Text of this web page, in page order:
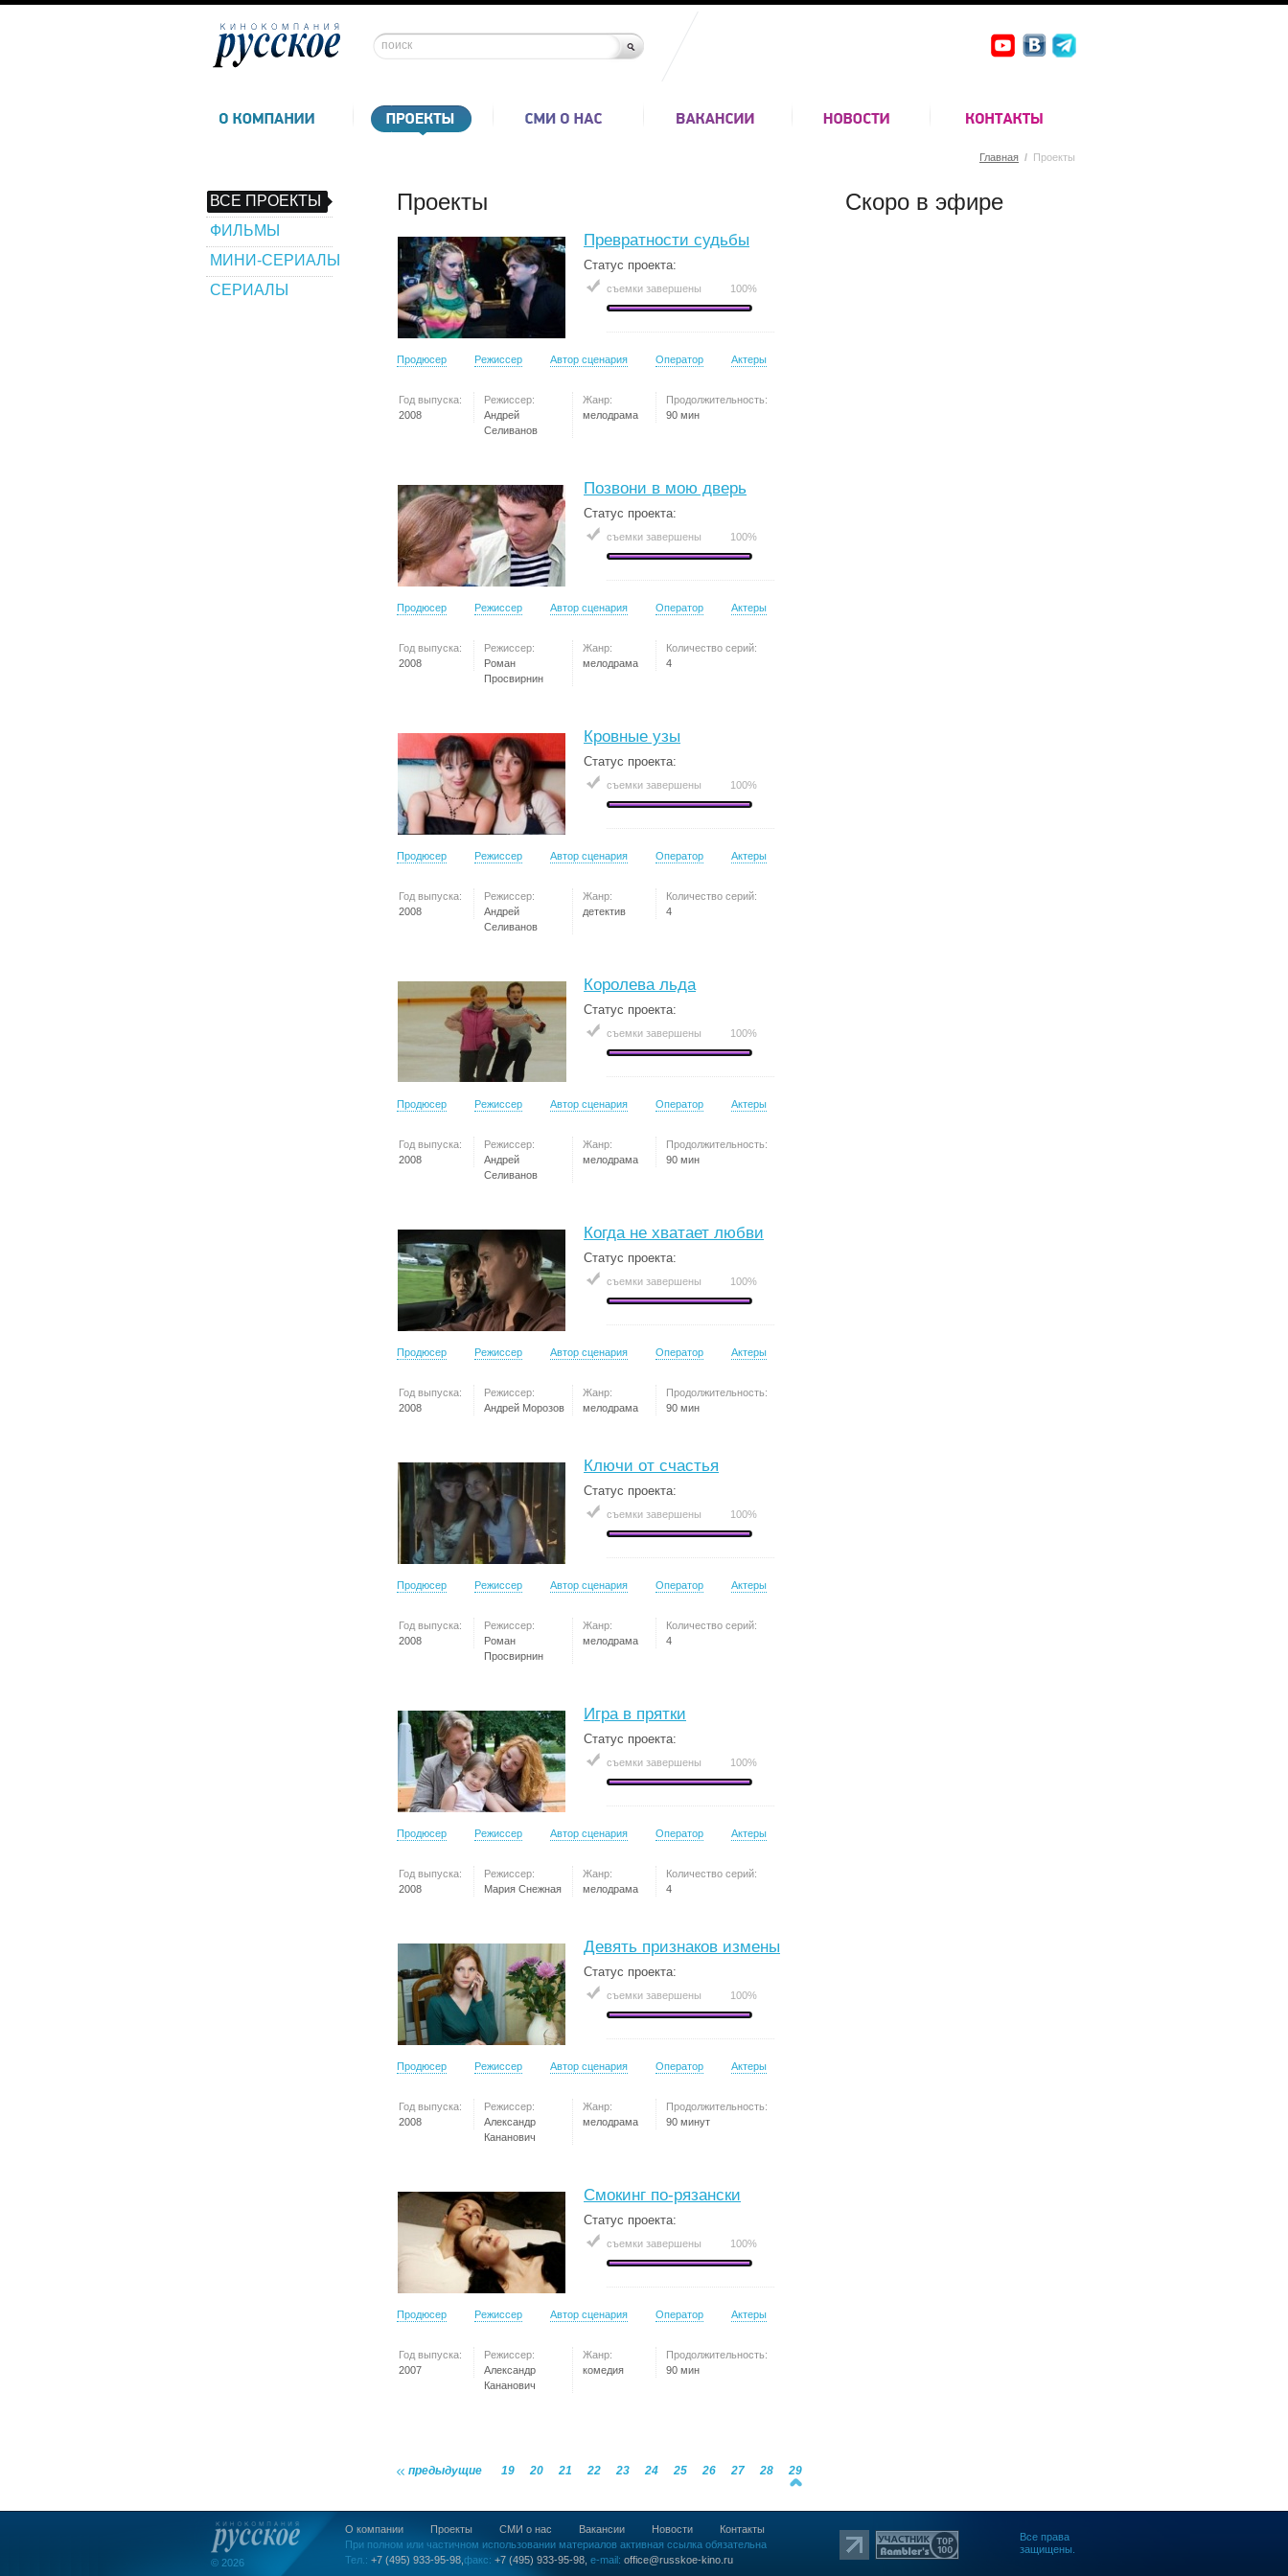
Главная / Проекты
ВСЕ ПРОЕКТЫ
ФИЛЬМЫ
МИНИ-СЕРИАЛЫ
СЕРИАЛЫ
Проекты
Превратности судьбы
Статус проекта:
съемки завершены 100%
Продюсер Режиссер Автор сценария Оператор Актеры
Год выпуска:
2008
Режиссер:
Андрей
Селиванов
Жанр:
мелодрама
Продолжительность:
90 мин
Позвони в мою дверь
Статус проекта:
съемки завершены 100%
Продюсер Режиссер Автор сценария Оператор Актеры
Год выпуска:
2008
Режиссер:
Роман
Просвирнин
Жанр:
мелодрама
Количество серий:
4
Кровные узы
Статус проекта:
съемки завершены 100%
Продюсер Режиссер Автор сценария Оператор Актеры
Год выпуска:
2008
Режиссер:
Андрей
Селиванов
Жанр:
детектив
Количество серий:
4
Королева льда
Статус проекта:
съемки завершены 100%
Продюсер Режиссер Автор сценария Оператор Актеры
Год выпуска:
2008
Режиссер:
Андрей
Селиванов
Жанр:
мелодрама
Продолжительность:
90 мин
Когда не хватает любви
Статус проекта:
съемки завершены 100%
Продюсер Режиссер Автор сценария Оператор Актеры
Год выпуска:
2008
Режиссер:
Андрей Морозов
Жанр:
мелодрама
Продолжительность:
90 мин
Ключи от счастья
Статус проекта:
съемки завершены 100%
Продюсер Режиссер Автор сценария Оператор Актеры
Год выпуска:
2008
Режиссер:
Роман
Просвирнин
Жанр:
мелодрама
Количество серий:
4
Игра в прятки
Статус проекта:
съемки завершены 100%
Продюсер Режиссер Автор сценария Оператор Актеры
Год выпуска:
2008
Режиссер:
Мария Снежная
Жанр:
мелодрама
Количество серий:
4
Девять признаков измены
Статус проекта:
съемки завершены 100%
Продюсер Режиссер Автор сценария Оператор Актеры
Год выпуска:
2008
Режиссер:
Александр
Кананович
Жанр:
мелодрама
Продолжительность:
90 минут
Смокинг по-рязански
Статус проекта:
съемки завершены 100%
Продюсер Режиссер Автор сценария Оператор Актеры
Год выпуска:
2007
Режиссер:
Александр
Кананович
Жанр:
комедия
Продолжительность:
90 мин
предыдущие 19 20 21 22 23 24 25 26 27 28 29
Скоро в эфире
© 2026
О компании Проекты СМИ о нас Вакансии Новости
Контакты
При полном или частичном использовании материалов активная ссылка обязательна
Тел.: +7 (495) 933-95-98, факс: +7 (495) 933-95-98, e-mail: office@russkoe-kino.ru
Все права
защищены.